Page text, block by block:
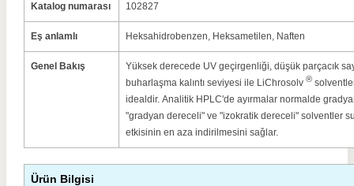
Katalog numarası 102827
Eş anlamlı Heksahidrobenzen, Heksametilen, Naften
Genel Bakış
Yüksek derecede UV geçirgenliği, düşük parçacık
buharlaşma kalıntı seviyesi ile LiChrosolv ®
idealdir. Analitik HPLC'de ayırmalar normalde
"gradyan dereceli" ve "izokratik dereceli" solventler
etkisinin en aza indirilmesini sağlar.
Ürün Bilgisi